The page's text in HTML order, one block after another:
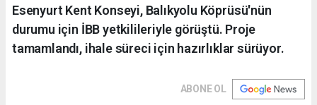
Esenyurt Kent Konseyi, Balıkyolu Köprüsü'nün
durumu için İBB yetkilileriyle görüştü. Proje
tamamlandı, ihale süreci için hazırlıklar sürüyor.
ABONE OL